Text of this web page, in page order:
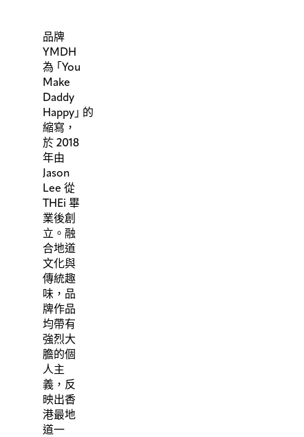
品牌
YMDH
為「You
Make
Daddy
Happy 」的
縮寫，
於 2018
年由
Jason
Lee 從
THEi 畢
業後創
立。融
合地道
文化與
傳統趣
味，品
牌作品
均帶有
強烈大
膽的個
人主
義，反
映出香
港最地
道一